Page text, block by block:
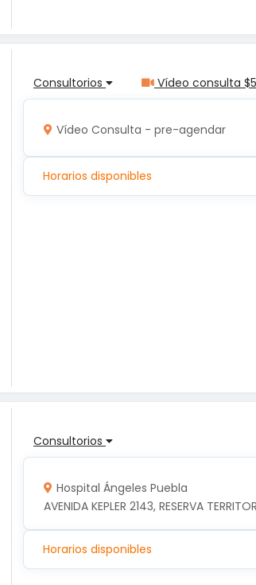
Consultorios Vídeo consulta
Vídeo Consulta - pre-agendar
Horarios disponibles
Consultorios
Hospital Ángeles Puebla
AVENIDA KEPLER 2143, RESERVA
Horarios disponibles